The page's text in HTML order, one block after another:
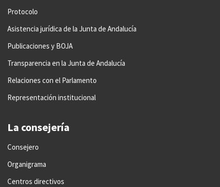
Protocolo
Asistencia jurídica de la Junta de Andalucía
Publicaciones y BOJA
Transparencia en la Junta de Andalucía
Relaciones con el Parlamento
Representación institucional
La consejería
Consejero
Organigrama
Centros directivos